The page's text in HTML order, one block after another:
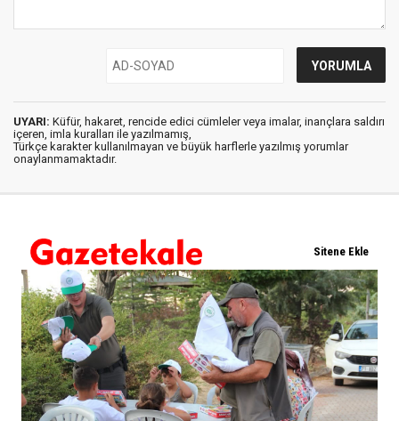
UYARI: Küfür, hakaret, rencide edici cümleler veya imalar, inançlara saldırı
içeren, imla kuralları ile yazılmamış,
Türkçe karakter kullanılmayan ve büyük harflerle yazılmış yorumlar
onaylanmamaktadır.